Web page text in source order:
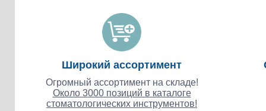
Широкий ассортимент
Огромный ассортимент на складе!
Около 3000 позиций в каталоге
стоматологических инструментов!